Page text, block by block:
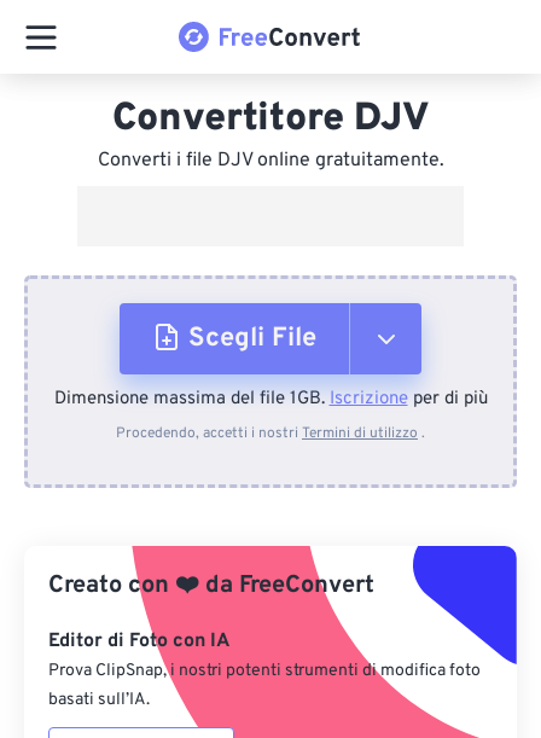
Convertitore DJV
Converti i file DJV online gratuitamente.
Scegli File
Dal dispositivo
Da Google Drive
Da OneDrive
Dimensione massima del file 1GB.Iscrizioneper di più
Procedendo, accetti i nostri Termini di utilizzo .
Creato con ❤️ da FreeConvert
Editor di Foto con IA
Prova ClipSnap, i nostri potenti strumenti di modifica foto
basati sull’IA.